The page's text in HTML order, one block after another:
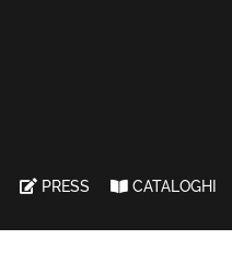
PRESS CATALOGHI